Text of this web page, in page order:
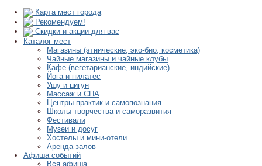
Карта мест города
Рекомендуем!
Скидки и акции для вас
Каталог мест
Магазины (этнические, эко-био, косметика)
Чайные магазины и чайные клубы
Кафе (вегетарианские, индийские)
Йога и пилатес
Ушу и цигун
Массаж и СПА
Центры практик и самопознания
Школы творчества и саморазвития
Фестивали
Музеи и досуг
Хостелы и мини-отели
Аренда залов
Афиша событий
Вся афиша